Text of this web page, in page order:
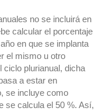
no se incluirá en
calcular el porcentaje
en que se implanta
el mismo u otro
ciclo plurianual, dicha
a estar en
se incluye como
se calcula el 50 %. Así,